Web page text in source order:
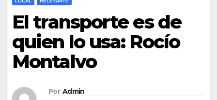
El transporte es de
quien lo usa: Rocío
Montalvo
Por Admin